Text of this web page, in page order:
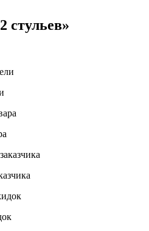
стульев»